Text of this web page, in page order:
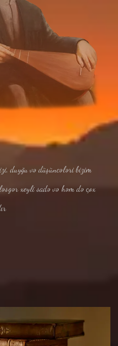
duyğu və düşüncələri bizim
xeyli sadə və həm də çox